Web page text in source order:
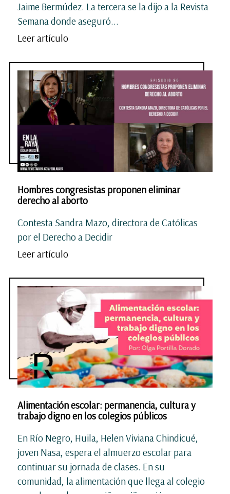
Jaime Bermúdez. La tercera se la dijo a la Revista
Semana donde aseguró...
Leer artículo
Hombres congresistas proponen eliminar
derecho al aborto
Contesta Sandra Mazo, directora de Católicas
por el Derecho a Decidir
Leer artículo
Alimentación escolar: permanencia, cultura y
trabajo digno en los colegios públicos
En Río Negro, Huila, Helen Viviana Chindicué,
joven Nasa, espera el almuerzo escolar para
continuar su jornada de clases. En su
comunidad, la alimentación que llega al colegio